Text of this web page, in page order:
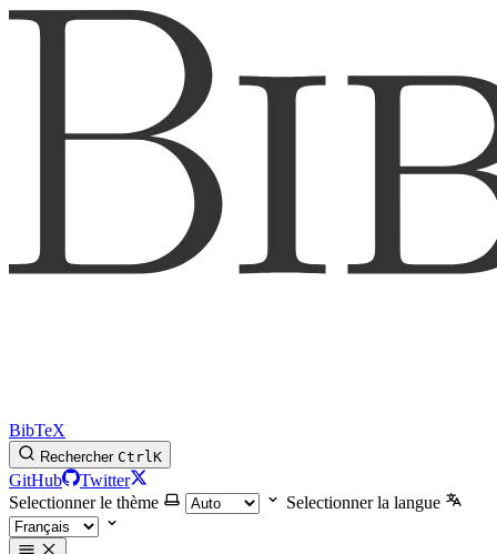
BibTeX
Rechercher CtrlK
GitHub
Twitter
Selectionner le thème
Selectionner la langue